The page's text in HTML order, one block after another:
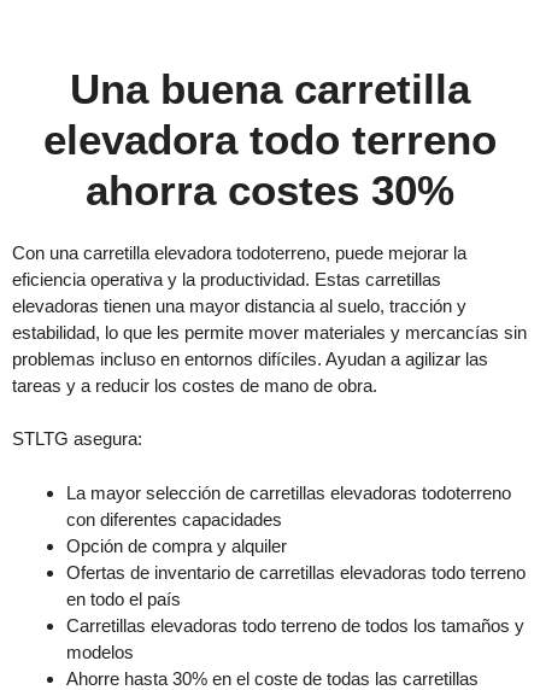
Una buena carretilla
elevadora todo terreno
ahorra costes 30%
Con una carretilla elevadora todoterreno, puede mejorar la
eficiencia operativa y la productividad. Estas carretillas
elevadoras tienen una mayor distancia al suelo, tracción y
estabilidad, lo que les permite mover materiales y mercancías sin
problemas incluso en entornos difíciles. Ayudan a agilizar las
tareas y a reducir los costes de mano de obra.
STLTG asegura:
La mayor selección de carretillas elevadoras todoterreno
con diferentes capacidades
Opción de compra y alquiler
Ofertas de inventario de carretillas elevadoras todo terreno
en todo el país
Carretillas elevadoras todo terreno de todos los tamaños y
modelos
Ahorre hasta 30% en el coste de todas las carretillas